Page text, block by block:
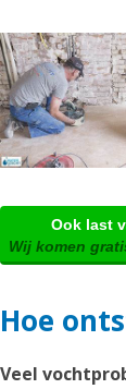
Ook last
Wij komen
Hoe
Veel